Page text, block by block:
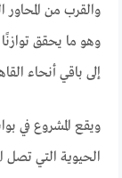
والقرب من المحاور
وهو ما يحقق توازنًا
إلى باقي أنحاء
الحيوية التي تصل